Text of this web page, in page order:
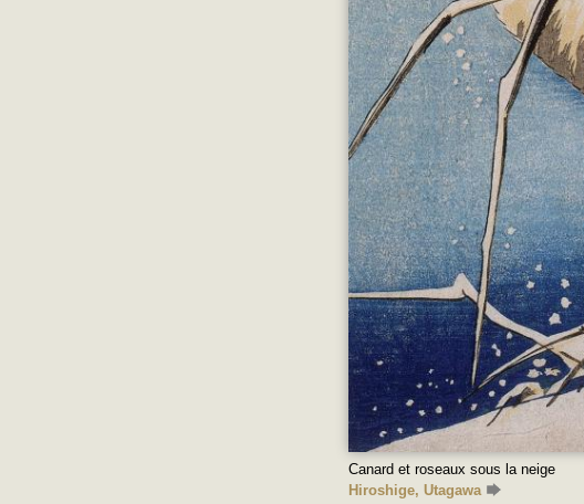
Canard et roseaux sous la neige
Hiroshige, Utagawa